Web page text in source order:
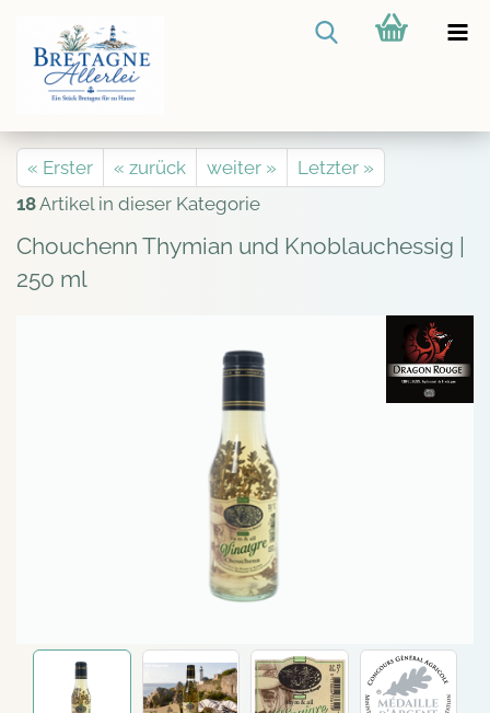
« Erster « zurück weiter »
Letzter »
18Artikel in dieser Kategorie
Chouchenn Thymian und Knoblauchessig |
250 ml